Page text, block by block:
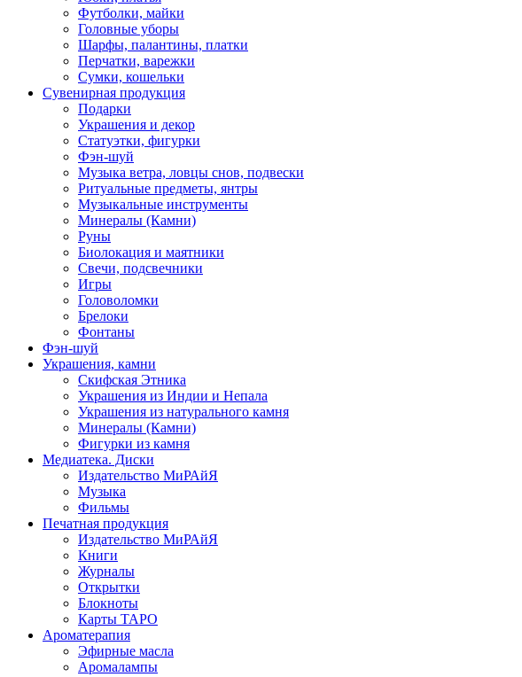
Футболки, майки
Головные уборы
Шарфы, палантины, платки
Перчатки, варежки
Сумки, кошельки
Сувенирная продукция
Подарки
Украшения и декор
Статуэтки, фигурки
Фэн-шуй
Музыка ветра, ловцы снов, подвески
Ритуальные предметы, янтры
Музыкальные инструменты
Минералы (Камни)
Руны
Биолокация и маятники
Свечи, подсвечники
Игры
Головоломки
Брелоки
Фонтаны
Фэн-шуй
Украшения, камни
Скифская Этника
Украшения из Индии и Непала
Украшения из натурального камня
Минералы (Камни)
Фигурки из камня
Медиатека. Диски
Издательство МиРАйЯ
Музыка
Фильмы
Печатная продукция
Издательство МиРАйЯ
Книги
Журналы
Открытки
Блокноты
Карты ТАРО
Ароматерапия
Эфирные масла
Аромалампы